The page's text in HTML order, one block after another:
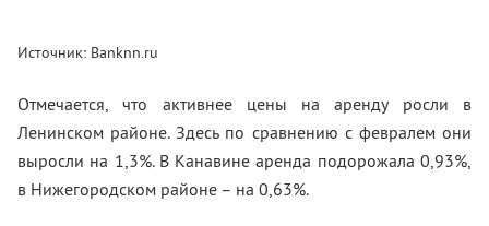
Источник: Banknn.ru
Отмечается, что активнее цены на аренду росли в
Ленинском районе. Здесь по сравнению с февралем они
выросли на 1,3%. В Канавине аренда подорожала 0,93%,
в Нижегородском районе – на 0,63%.